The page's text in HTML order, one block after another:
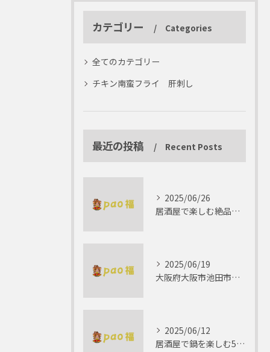
カテゴリー Categories
全てのカテゴリー
チキン南蛮フライ 肝刺し
最近の投稿 Recent Posts
2025/06/26
居酒屋で楽しむ絶品テリーヌの世界
2025/06/19
大阪府大阪市池田市で楽しむしゃぶしゃぶの魅力とは？
2025/06/12
居酒屋で鍋を楽しむ5つの理由 ゆったりとした時間を